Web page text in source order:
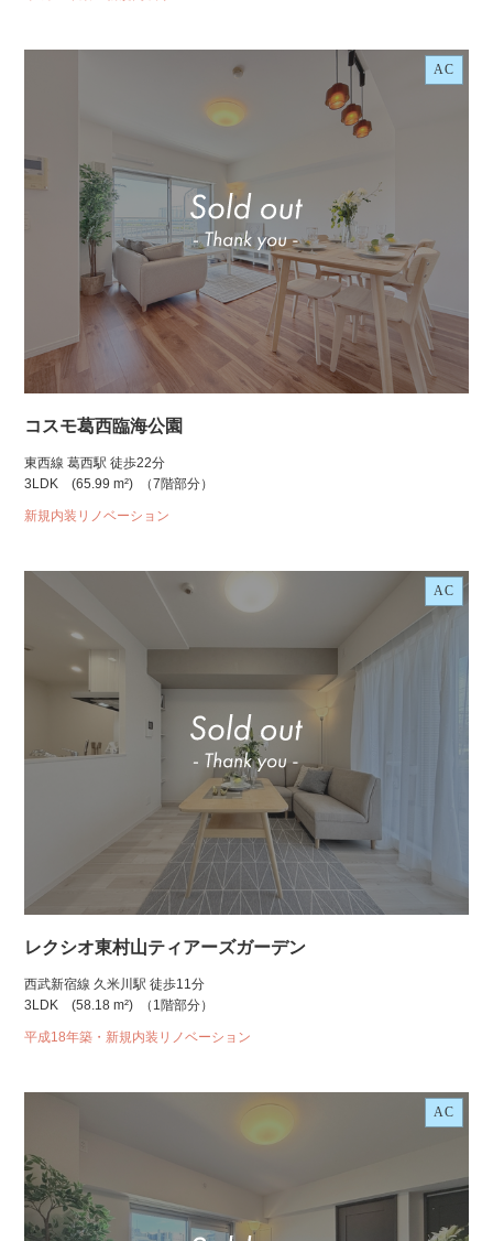
AC
コスモ葛西臨海公園
東西線 葛西駅 徒歩22分
3LDK
(65.99 m²) （7階部分）
新規内装リノベーション
AC
レクシオ東村山ティアーズガーデン
西武新宿線 久米川駅 徒歩11分
3LDK
(58.18 m²) （1階部分）
平成18年築・新規内装リノベーション
AC